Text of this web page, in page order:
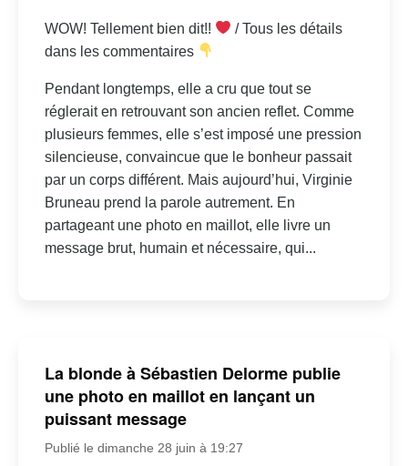
WOW! Tellement bien dit!!
/ Tous les détails
dans les commentaires
Pendant longtemps, elle a cru que tout se
réglerait en retrouvant son ancien reflet. Comme
plusieurs femmes, elle s’est imposé une pression
silencieuse, convaincue que le bonheur passait
par un corps différent. Mais aujourd’hui, Virginie
Bruneau prend la parole autrement. En
partageant une photo en maillot, elle livre un
message brut, humain et nécessaire, qui...
La blonde à Sébastien Delorme publie
une photo en maillot en lançant un
puissant message
Publié le dimanche 28 juin à 19:27